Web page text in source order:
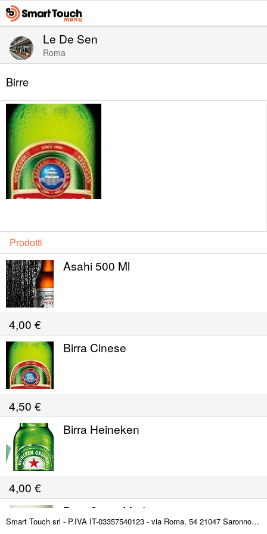
Le De Sen
Roma
Birre
Prodotti
Asahi 500 Ml
4,00 €
Birra Cinese
4,50 €
Birra Heineken
4,00 €
Birra Spina Med
Smart Touch srl - P.IVA IT-03357540123 - via Roma, 54 21047 Saronno (VA) ITALY